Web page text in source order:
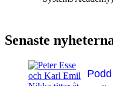
Senaste